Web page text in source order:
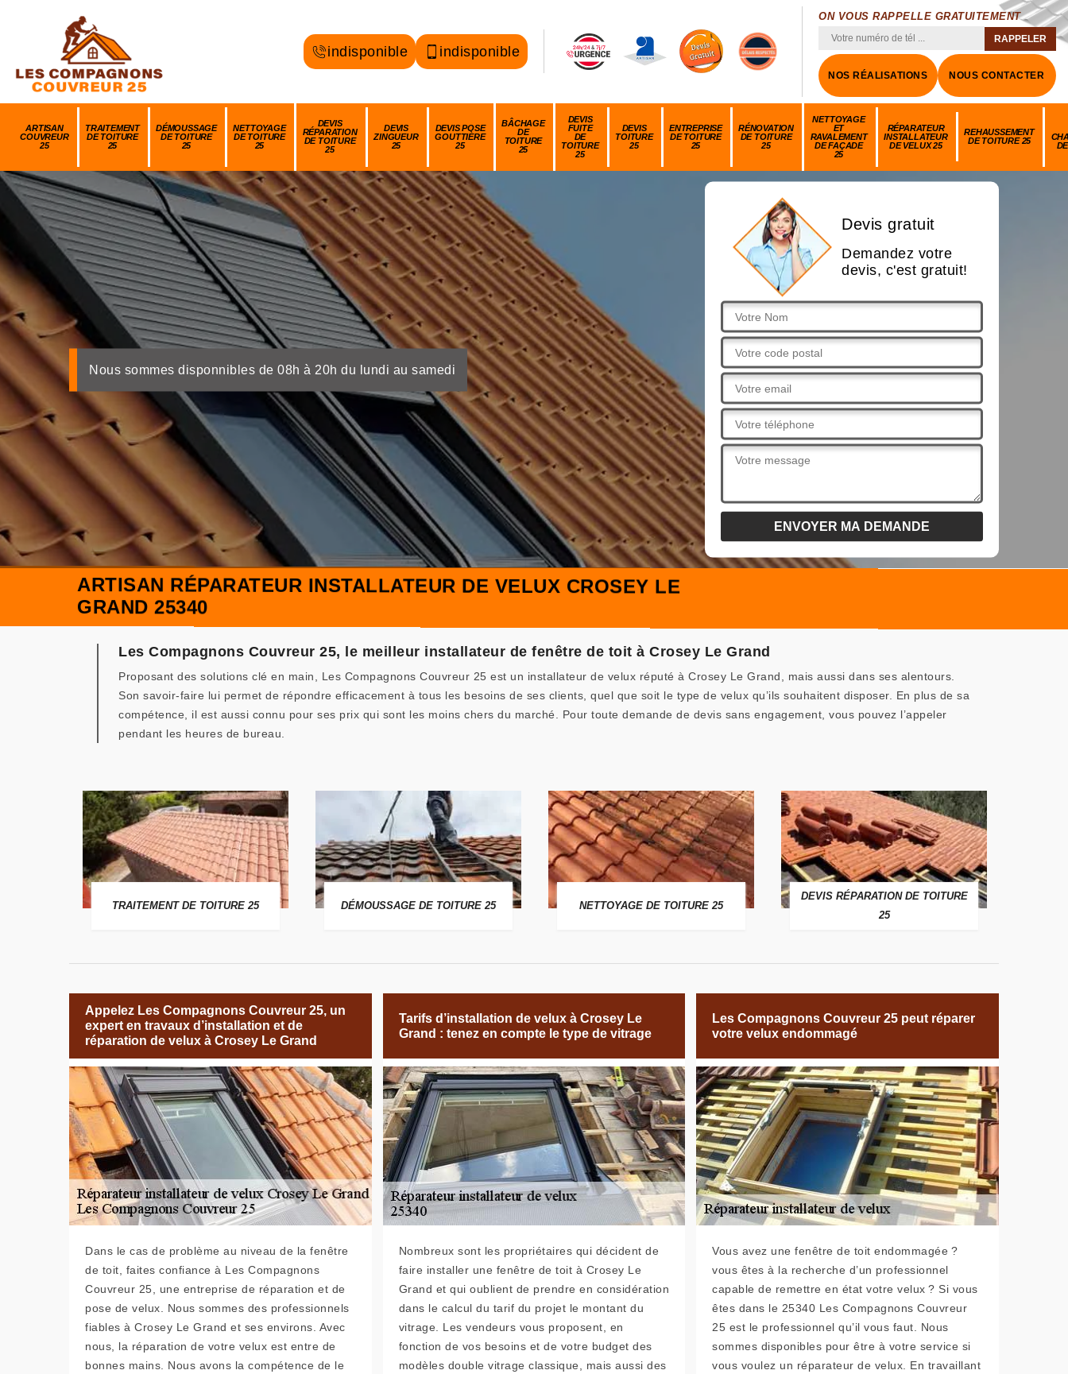
ON VOUS RAPPELLE GRATUITEMENT
NOS RÉALISATIONS NOUS CONTACTER
ARTISAN
COUVREUR
25
TRAITEMENT
DE TOITURE
25
DÉMOUSSAGE
DE TOITURE
25
NETTOYAGE
DE TOITURE
25
DEVIS
RÉPARATION
DE TOITURE
25
DEVIS
ZINGUEUR
25
DEVIS POSE
GOUTTIÈRE
25
BÂCHAGE
DE
TOITURE
25
DEVIS
FUITE
DE
TOITURE
25
DEVIS
TOITURE
25
ENTREPRISE
DE TOITURE
25
RÉNOVATION
DE TOITURE
25
NETTOYAGE
ET
RAVALEMENT
DE FAÇADE
25
RÉPARATEUR
INSTALLATEUR
DE VELUX 25
REHAUSSEMENT
DE TOITURE 25
Nous sommes disponnibles de 08h à 20h du lundi au samedi
Devis gratuit
Demandez votre
devis, c'est gratuit!
ARTISAN RÉPARATEUR INSTALLATEUR DE VELUX CROSEY LE
GRAND 25340
Les Compagnons Couvreur 25, le meilleur installateur de fenêtre de toit à Crosey Le Grand
Proposant des solutions clé en main, Les Compagnons Couvreur 25 est un installateur de velux réputé à Crosey Le Grand, mais aussi dans ses alentours.
Son savoir-faire lui permet de répondre efficacement à tous les besoins de ses clients, quel que soit le type de velux qu’ils souhaitent disposer. En plus de sa
compétence, il est aussi connu pour ses prix qui sont les moins chers du marché. Pour toute demande de devis sans engagement, vous pouvez l’appeler
pendant les heures de bureau.
TRAITEMENT DE TOITURE 25 DÉMOUSSAGE DE TOITURE 25 NETTOYAGE DE TOITURE 25
DEVIS RÉPARATION DE TOITURE
25
Appelez Les Compagnons Couvreur 25, un
expert en travaux d’installation et de
réparation de velux à Crosey Le Grand
Dans le cas de problème au niveau de la fenêtre
de toit, faites confiance à Les Compagnons
Couvreur 25, une entreprise de réparation et de
pose de velux. Nous sommes des professionnels
fiables à Crosey Le Grand et ses environs. Avec
nous, la réparation de votre velux est entre de
bonnes mains. Nous avons la compétence de le
Tarifs d’installation de velux à Crosey Le
Grand : tenez en compte le type de vitrage
Nombreux sont les propriétaires qui décident de
faire installer une fenêtre de toit à Crosey Le
Grand et qui oublient de prendre en considération
dans le calcul du tarif du projet le montant du
vitrage. Les vendeurs vous proposent, en
fonction de vos besoins et de votre budget des
modèles double vitrage classique, mais aussi des
Les Compagnons Couvreur 25 peut réparer
votre velux endommagé
Vous avez une fenêtre de toit endommagée ?
vous êtes à la recherche d’un professionnel
capable de remettre en état votre velux ? Si vous
êtes dans le 25340 Les Compagnons Couvreur
25 est le professionnel qu’il vous faut. Nous
sommes disponibles pour être à votre service si
vous voulez un réparateur de velux. En travaillant